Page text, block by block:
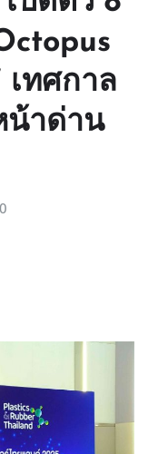
เทศกาล
าด่าน
0